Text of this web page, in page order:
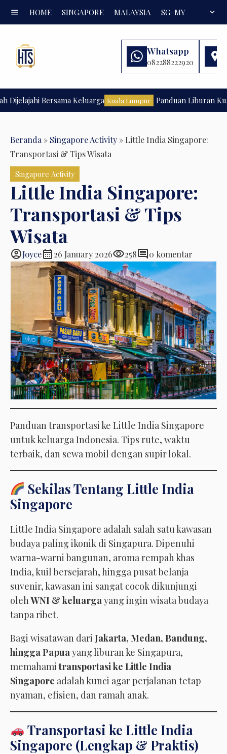
menu HOME SINGAPORE MALAYSIA SG-MY FAQexpand_more
Whatsapp
082288222920
Bersama Keluarga Kuala Lumpur Panduan Liburan Kuala
Beranda » Singapore Activity » Little India Singapore:
Transportasi & Tips Wisata
Singapore Activity
Little India Singapore:
Transportasi & Tips
Wisata
account_circleJoycecalendar_month26 January 2026visibility258comment0 komentar
Panduan transportasi ke Little India Singapore
untuk keluarga Indonesia. Tips rute, waktu
terbaik, dan sewa mobil dengan supir lokal.
Sekilas Tentang Little India
Singapore
Little India Singapore adalah salah satu kawasan
budaya paling ikonik di Singapura. Dipenuhi
warna-warni bangunan, aroma rempah khas
India, kuil bersejarah, hingga pusat belanja
suvenir, kawasan ini sangat cocok dikunjungi
olehWNI & keluarga yang ingin wisata budaya
tanpa ribet.
Bagi wisatawan dari Jakarta, Medan, Bandung,
hingga Papua yang liburan ke Singapura,
memahamitransportasi ke Little India
Singapore adalah kunci agar perjalanan tetap
nyaman, efisien, dan ramah anak.
Transportasi ke Little India
Singapore (Lengkap & Praktis)